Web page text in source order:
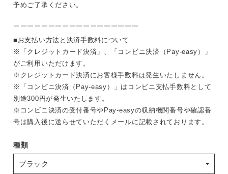
予めご了承ください。
￣￣￣￣￣￣￣￣￣￣￣￣￣￣￣￣￣￣
■お支払い方法と決済手数料について
※「クレジットカード決済」、「コンビニ決済（Pay-easy）」
がご利用いただけます。
※クレジットカード決済にお客様手数料は発生いたしません。
※「コンビニ決済（Pay-easy）」はコンビニ支払手数料として
別途300円が発生いたします。
※コンビニ決済の受付番号やPay-easyの収納機関番号や確認番
号は購入後に送らせていただくメールに記載されております。
種類